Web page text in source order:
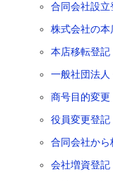
合同会社設立
株式会社の本
本店移転登記
一般社団法人
商号目的変更
役員変更登記
合同会社から
会社増資登記